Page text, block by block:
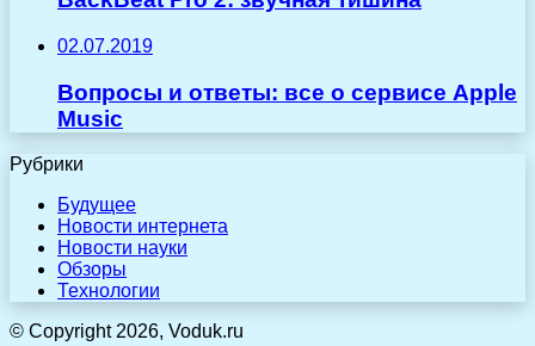
02.07.2019
Вопросы и ответы: все о сервисе Apple
Music
Рубрики
Будущее
Новости интернета
Новости науки
Обзоры
Технологии
© Copyright 2026, Voduk.ru